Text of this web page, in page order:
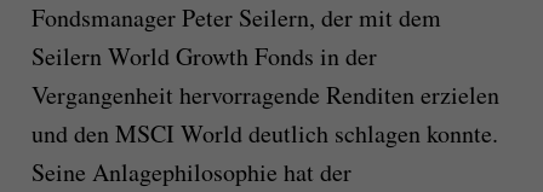
Fondsmanager Peter Seilern, der mit dem
Seilern World Growth Fonds in der
Vergangenheit hervorragende Renditen erzielen
und den MSCI World deutlich schlagen konnte.
Seine Anlagephilosophie hat der